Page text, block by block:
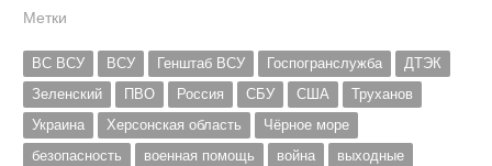
Метки
ВС ВСУ ВСУ Генштаб ВСУ Госпогранслужба
ДТЭК
Зеленский
ПВО Россия СБУ США
Труханов
Украина
Херсонская область
Чёрное море
безопасность
военная помощь война
выходные